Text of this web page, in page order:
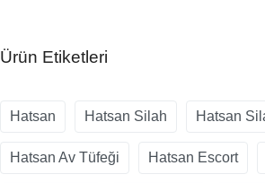
Ürün Etiketleri
Hatsan Hatsan Silah Hatsan
Hatsan Av Tüfeği Hatsan Escort